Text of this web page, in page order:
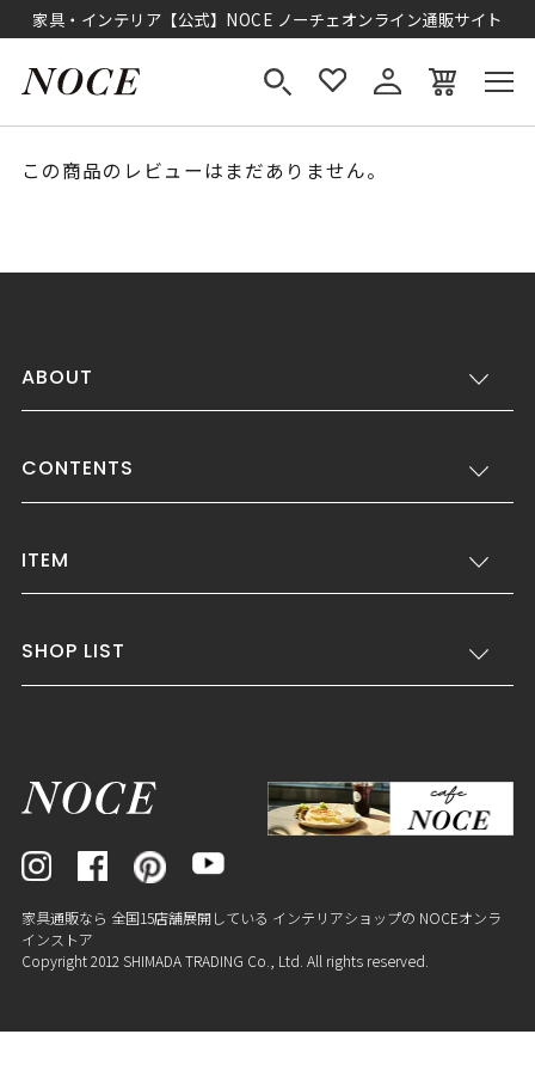
家具・インテリア【公式】NOCE ノーチェオンライン通販サイト
この商品のレビューはまだありません。
ABOUT
CONTENTS
ITEM
SHOP LIST
家具通販なら 全国15店舗展開している インテリアショップの NOCEオンラ
インストア
Copyright 2012 SHIMADA TRADING Co., Ltd. All rights reserved.